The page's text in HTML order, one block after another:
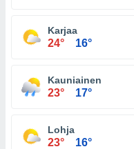
Karjaa
24° 16°
Kauniainen
23° 17°
Lohja
23° 16°